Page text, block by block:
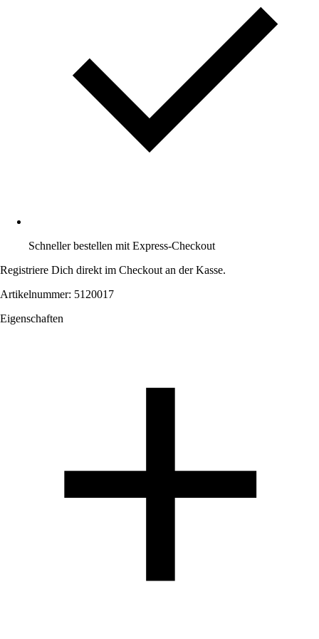
Schneller bestellen mit Express-Checkout
Registriere Dich direkt im Checkout an der Kasse.
Artikelnummer: 5120017
Eigenschaften